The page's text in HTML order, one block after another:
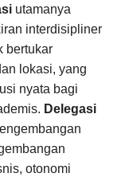
utamanya
interdisipliner
bertukar
lokasi, yang
nyata bagi
Delegasi
otonomi